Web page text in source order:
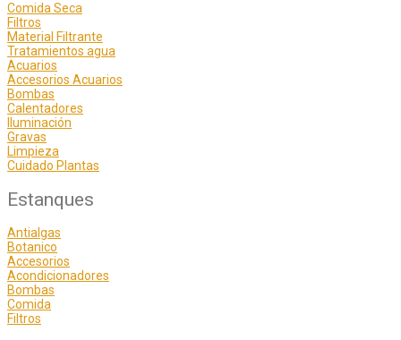
Comida Seca
Filtros
Material Filtrante
Tratamientos agua
Acuarios
Accesorios Acuarios
Bombas
Calentadores
Iluminación
Gravas
Limpieza
Cuidado Plantas
Estanques
Antialgas
Botanico
Accesorios
Acondicionadores
Bombas
Comida
Filtros